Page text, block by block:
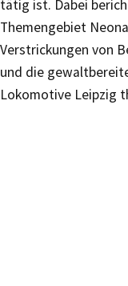
tätig ist. Dabei
Themengebiet
Verstrickungen von
und die
Lokomotive Leipzig